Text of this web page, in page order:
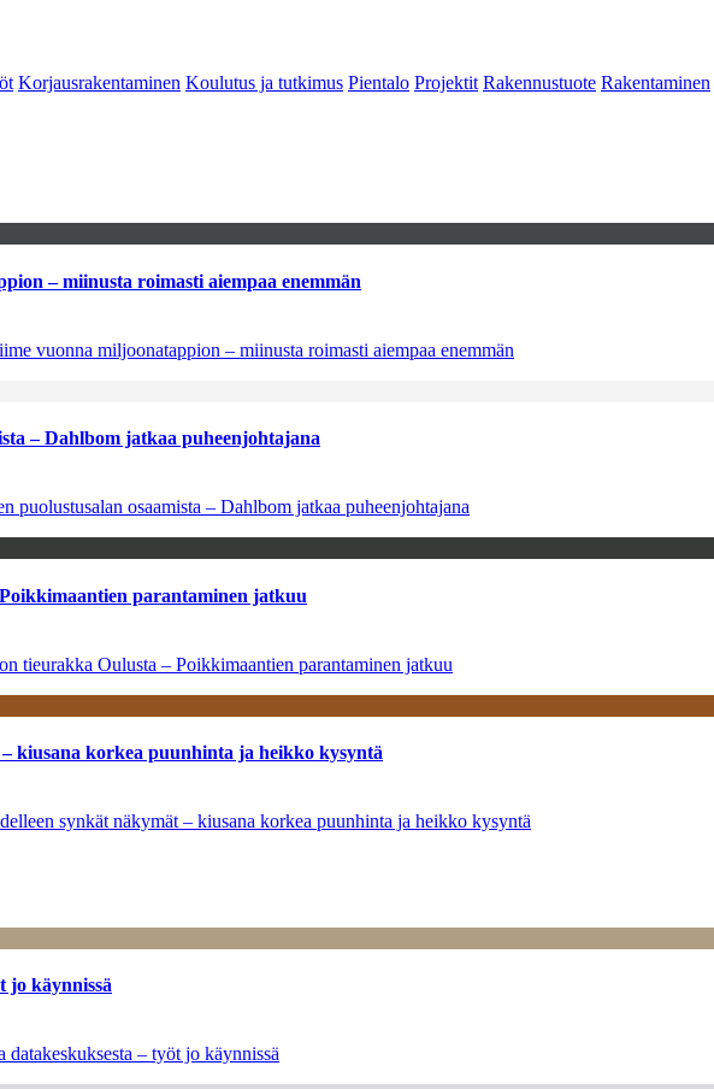
Korjausrakentaminen Koulutus ja tutkimus Pientalo Projektit Rakennustuote Rakentaminen
– miinusta roimasti aiempaa enemmän
vuonna miljoonatappion – miinusta roimasti aiempaa enemmän
– Dahlbom jatkaa puheenjohtajana
puolustusalan osaamista – Dahlbom jatkaa puheenjohtajana
parantaminen jatkuu
tieurakka Oulusta – Poikkimaantien parantaminen jatkuu
kiusana korkea puunhinta ja heikko kysyntä
synkät näkymät – kiusana korkea puunhinta ja heikko kysyntä
jo käynnissä
– työt jo käynnissä